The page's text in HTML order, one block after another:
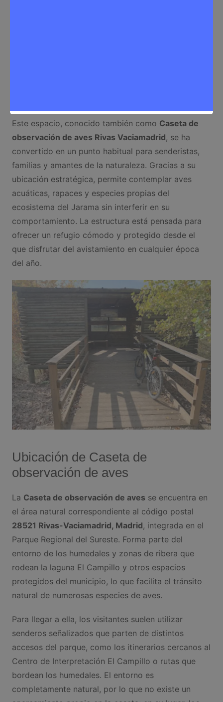
Este espacio, conocido también como Caseta de
observación de aves Rivas Vaciamadrid, se ha
convertido en un punto habitual para senderistas,
familias y amantes de la naturaleza. Gracias a su
ubicación estratégica, permite contemplar aves
acuáticas, rapaces y especies propias del
ecosistema del Jarama sin interferir en su
comportamiento. La estructura está pensada para
ofrecer un refugio cómodo y protegido desde el
que disfrutar del avistamiento en cualquier época
del año.
Ubicación de Caseta de
observación de aves
La Caseta de observación de avesse encuentra en
el área natural correspondiente al código postal
28521 Rivas-Vaciamadrid, Madrid, integrada en el
Parque Regional del Sureste. Forma parte del
entorno de los humedales y zonas de ribera que
rodean la laguna El Campillo y otros espacios
protegidos del municipio, lo que facilita el tránsito
natural de numerosas especies de aves.
Para llegar a ella, los visitantes suelen utilizar
senderos señalizados que parten de distintos
accesos del parque, como los itinerarios cercanos al
Centro de Interpretación El Campillo o rutas que
bordean los humedales. El entorno es
completamente natural, por lo que no existe un